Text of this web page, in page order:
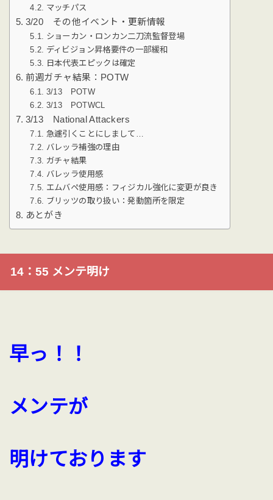
マッチパス
3/20 その他イベント・更新情報
ショーカン・ロンカン二刀流監督登場
ディビジョン昇格要件の一部緩和
日本代表エピックは確定
前週ガチャ結果：POTW
3/13 POTW
3/13 POTWCL
3/13 National Attackers
急遽引くことにしまして…
バレッラ補強の理由
ガチャ結果
バレッラ使用感
エムバペ使用感：フィジカル強化に変更が良き
ブリッツの取り扱い：発動箇所を限定
あとがき
14：55 メンテ明け
早っ！！
メンテが
明けております